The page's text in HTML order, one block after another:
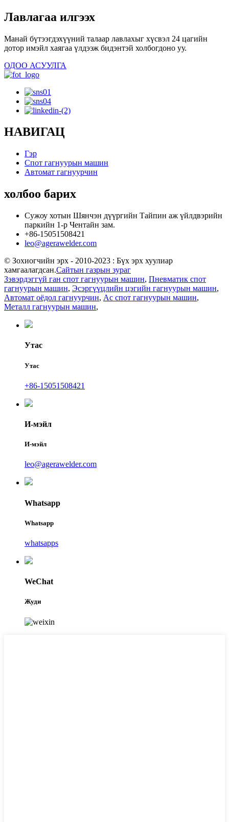
Лавлагаа илгээх
Манай бүтээгдэхүүний талаар лавлахыг хүсвэл 24 цагийн
дотор имэйл хаягаа үлдээж бидэнтэй холбогдоно уу.
ОДОО АСУУЛГА
НАВИГАЦ
Гэр
Спот гагнуурын машин
Автомат гагнуурчин
холбоо барих
Сужоу хотын Шянчэн дүүргийн Тайпин аж үйлдвэрийн
паркийн 1-р Чентайн зам.
+86-15051508421
leo@agerawelder.com
© Зохиогчийн эрх - 2010-2023 : Бүх эрх хуулиар
хамгаалагдсан.Сайтын газрын зураг
Зэвэрдэггүй ган спот гагнуурын машин, Пневматик спот
гагнуурын машин, Эсэргүүцлийн цэгийн гагнуурын машин,
Автомат оёдол гагнуурчин, Ac спот гагнуурын машин,
Металл гагнуурын машин,
Утас
Утас
+86-15051508421
И-мэйл
И-мэйл
leo@agerawelder.com
Whatsapp
Whatsapp
whatsapps
WeChat
Жуди